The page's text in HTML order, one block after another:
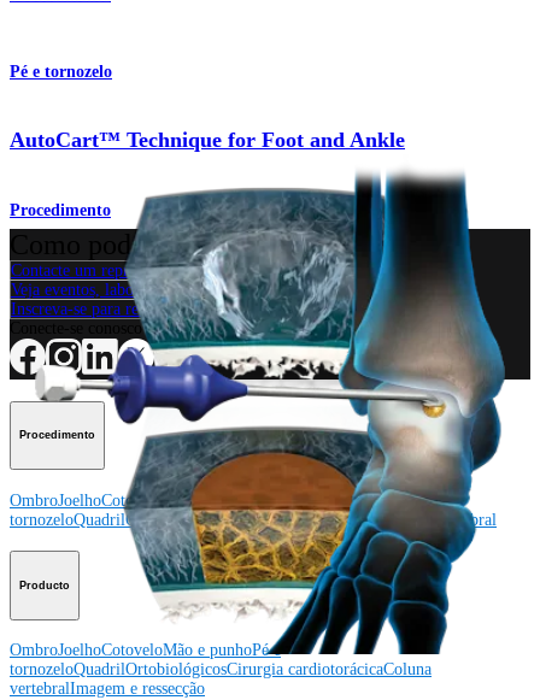
Pé e tornozelo
AutoCart™ Technique for Foot and Ankle
Procedimento
Como podemos ajudar?
Contacte um representante
Veja eventos, laboratórios e oportunidades educacionais
Inscreva-se para receber: O que há de novo na Arthrex?
Conecte-se conosco
Procedimento
OmbroJoelhoCotoveloMão e punho
tornozeloQuadrilOrtobiológicosCirurgia cardiotorácicaColuna vertebral
Producto
OmbroJoelhoCotoveloMão e punhoPé e
tornozeloQuadrilOrtobiológicosCirurgia cardiotorácicaColuna
vertebralImagem e ressecção